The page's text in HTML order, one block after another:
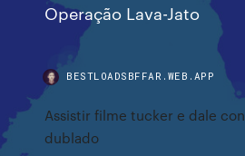
Operação Lava-Jato
BESTLOADSBFFAR.WEB.APP
Assistir filme tucker e dale
dublado